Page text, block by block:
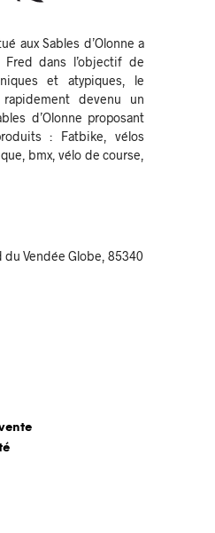
aux Sables d’Olonne a
dans l’objectif de
et atypiques, le
devenu un
d’Olonne proposant
: Fatbike, vélos
bmx, vélo de course,
du Vendée Globe, 85340